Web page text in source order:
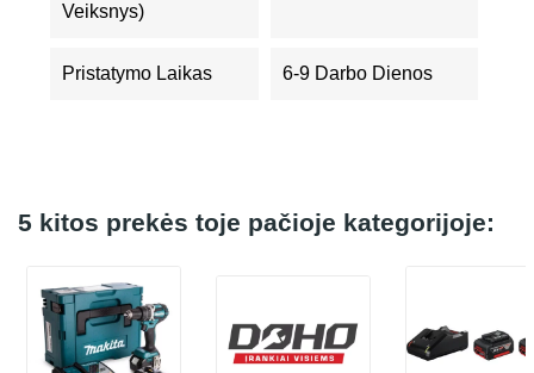
Veiksnys)
Pristatymo Laikas 6-9 Darbo Dienos
5 kitos prekės toje pačioje kategorijoje: